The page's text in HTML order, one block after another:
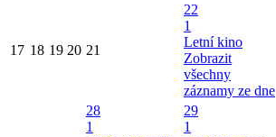
17 18 19 20 21
22
1
Letní kino
Zobrazit
všechny
záznamy ze dne
28
1
29
1